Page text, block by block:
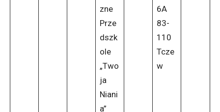
zne
Prze
dszk
ole
„Two
ja
Niani
a”
6A
83-
110
Tcze
w